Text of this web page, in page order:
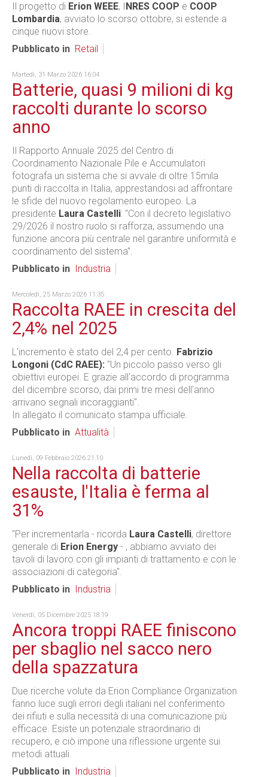
Il progetto di Erion WEEE, I NRES COOP e COOP
Lombardia, avviato lo scorso ottobre, si estende a
cinque nuovi store.
Pubblicato in Retail
Martedì, 31 Marzo 2026 16:04
Batterie, quasi 9 milioni di kg
raccolti durante lo scorso
anno
Il Rapporto Annuale 2025 del Centro di
Coordinamento Nazionale Pile e Accumulatori
fotografa un sistema che si avvale di oltre 15mila
punti di raccolta in Italia, apprestandosi ad affrontare
le sfide del nuovo regolamento europeo. La
presidente Laura Castelli: "Con il decreto legislativo
29/2026 il nostro ruolo si rafforza, assumendo una
funzione ancora più centrale nel garantire uniformità e
coordinamento del sistema".
Pubblicato in
Industria
Mercoledì, 25 Marzo 2026 11:35
Raccolta RAEE in crescita del
2,4% nel 2025
L'incremento è stato del 2,4 per cento. Fabrizio
Longoni (CdC RAEE): "Un piccolo passo verso gli
obiettivi europei. E grazie all'accordo di programma
del dicembre scorso, dai primi tre mesi dell'anno
arrivano segnali incoraggianti".
In allegato il comunicato stampa ufficiale.
Pubblicato in Attualità
Lunedì, 09 Febbraio 2026 21:10
Nella raccolta di batterie
esauste, l'Italia è ferma al
31%
"Per incrementarla - ricorda Laura Castelli, direttore
generale di Erion Energy - , abbiamo avviato dei
tavoli di lavoro con gli impianti di trattamento e con le
associazioni di categoria".
Pubblicato in
Industria
Venerdì, 05 Dicembre 2025 18:19
Ancora troppi RAEE finiscono
per sbaglio nel sacco nero
della spazzatura
Due ricerche volute da Erion Compliance Organization
fanno luce sugli errori degli italiani nel conferimento
dei rifiuti e sulla necessità di una comunicazione più
efficace. Esiste un potenziale straordinario di
recupero, e ciò impone una riflessione urgente sui
metodi attuali.
Pubblicato in
Industria